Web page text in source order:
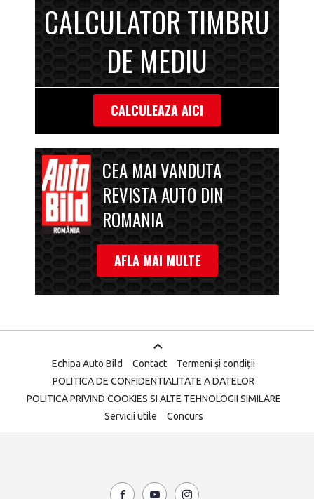
CALCULATOR TIMBRU
DE MEDIU
CALCULEAZA AICI
CEA MAI VANDUTA
REVISTA AUTO DIN
ROMANIA
AFLA MAI MULTE
Echipa Auto Bild Contact
Termeni și condiții
POLITICA DE CONFIDENTIALITATE A DATELOR
POLITICA PRIVIND COOKIES SI ALTE TEHNOLOGII SIMILARE
Servicii utile
Concurs